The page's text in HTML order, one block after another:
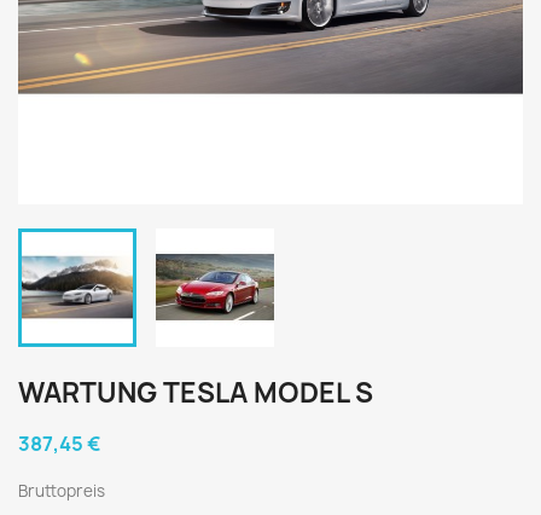
WARTUNG TESLA MODEL S
387,45 €
Bruttopreis